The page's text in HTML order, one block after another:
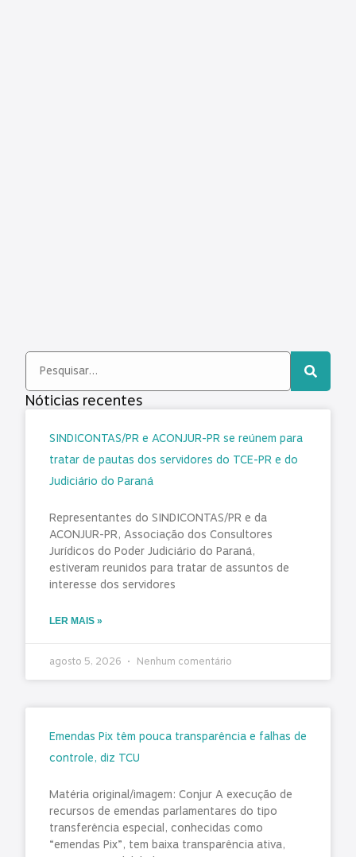
Nóticias recentes
SINDICONTAS/PR e ACONJUR-PR se reúnem para
tratar de pautas dos servidores do TCE-PR e do
Judiciário do Paraná
Representantes do SINDICONTAS/PR e da
ACONJUR-PR, Associação dos Consultores
Jurídicos do Poder Judiciário do Paraná,
estiveram reunidos para tratar de assuntos de
interesse dos servidores
LER MAIS »
agosto 5, 2026 Nenhum comentário
Emendas Pix têm pouca transparência e falhas de
controle, diz TCU
Matéria original/imagem: Conjur A execução de
recursos de emendas parlamentares do tipo
transferência especial, conhecidas como
“emendas Pix”, tem baixa transparência ativa,